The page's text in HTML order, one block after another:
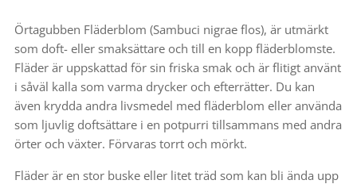
Örtagubben Fläderblom (Sambuci nigrae flos), är utmärkt
som doft- eller smaksättare och till en kopp fläderblomste.
Fläder är uppskattad för sin friska smak och är flitigt använt
i såväl kalla som varma drycker och efterrätter. Du kan
även krydda andra livsmedel med fläderblom eller använda
som ljuvlig doftsättare i en potpurri tillsammans med andra
örter och växter. Förvaras torrt och mörkt.
Fläder är en stor buske eller litet träd som kan bli ända upp